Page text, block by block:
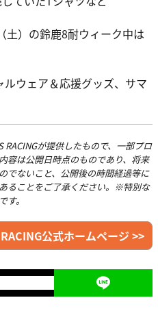
土）の鈴鹿8耐ウィーク中は
ウェア＆応援グッズ、サマ
RACINGが提供したもので、一部プロ
容は公開日時点のものであり、将来
でないこと、公開後の時間経過等に
ることをご了承ください。※特別な
。
公式ホームページ >>